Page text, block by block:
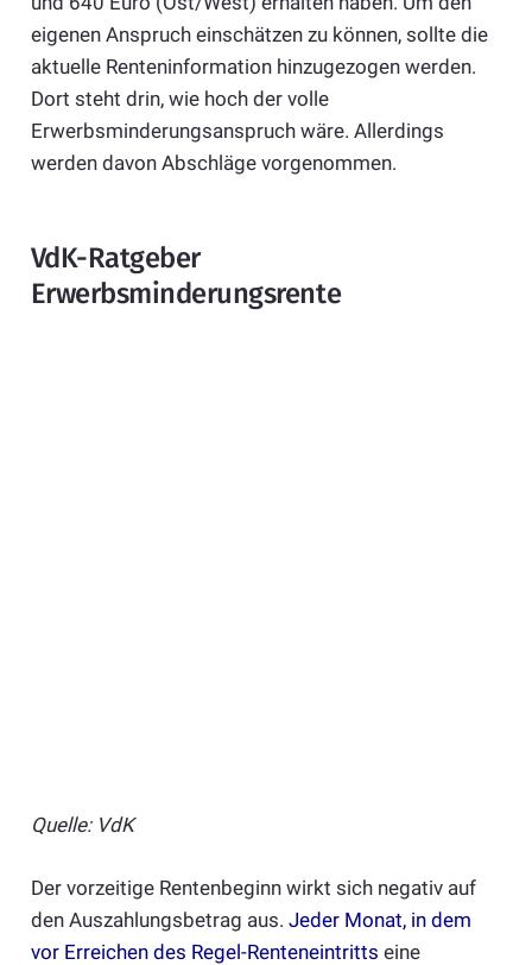
eigenen Anspruch einschätzen zu können, sollte die
aktuelle Renteninformation hinzugezogen werden.
Dort steht drin, wie hoch der volle
Erwerbsminderungsanspruch wäre. Allerdings
werden davon Abschläge vorgenommen.
VdK-Ratgeber
Erwerbsminderungsrente
Quelle: VdK
Der vorzeitige Rentenbeginn wirkt sich negativ auf
den Auszahlungsbetrag aus. Jeder Monat, in dem
vor Erreichen des Regel-Renteneintritts eine